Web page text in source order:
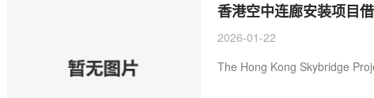
香港空中连廊安装项目
2026-01-22
The Hong Kong Skybridge